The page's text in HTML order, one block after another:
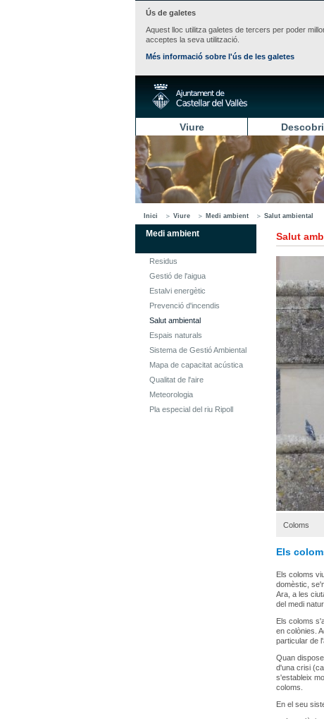
Ús de galetes
Aquest lloc utilitza galetes de tercers per poder
acceptes la seva utilització.
Més informació sobre l'ús de les galetes
Viure
Inici Viure Medi ambient Salut ambiental
Medi ambient
Residus
Gestió de l'aigua
Estalvi energètic
Prevenció d'incendis
Salut ambiental
Espais naturals
Sistema de Gestió Ambiental
Mapa de capacitat acústica
Qualitat de l'aire
Meteorologia
Pla especial del riu Ripoll
Salut
Coloms
Els
Els coloms
domèstic,
Ara, a les
del medi
Els coloms
en colònies.
particular de
Quan
d'una crisi
s'estableix
coloms.
En el seu